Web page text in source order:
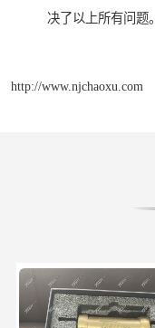
决了以上所有问题。
http://www.njchaoxu.com